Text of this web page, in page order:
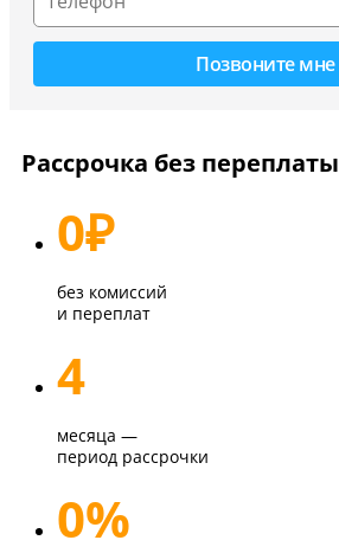
Рассрочка без переплаты
0₽
без комиссий
и переплат
4
месяца —
период рассрочки
0%